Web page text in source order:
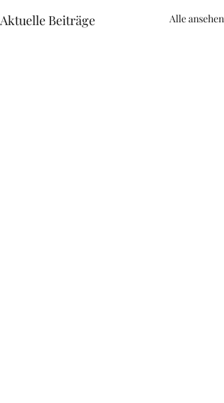
Aktuelle Beiträge Alle ansehen